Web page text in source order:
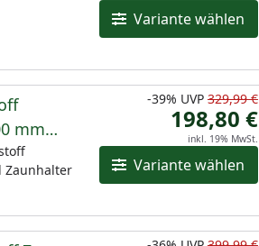
Variante wählen
mm
Zaunhalter
Variante wählen
-39% UVP 329,99 €
198,80 €
inkl. 19% MwSt.